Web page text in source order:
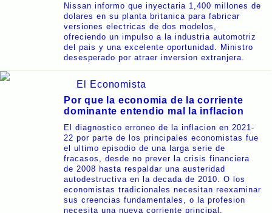
Nissan informo que inyectaria 1,400 millones de
dolares en su planta britanica para fabricar
versiones electricas de dos modelos,
ofreciendo un impulso a la industria automotriz
del pais y una excelente oportunidad. Ministro
desesperado por atraer inversion extranjera.
El Economista
Por que la economia de la corriente
dominante entendio mal la inflacion
El diagnostico erroneo de la inflacion en 2021-
22 por parte de los principales economistas fue
el ultimo episodio de una larga serie de
fracasos, desde no prever la crisis financiera
de 2008 hasta respaldar una austeridad
autodestructiva en la decada de 2010. O los
economistas tradicionales necesitan reexaminar
sus creencias fundamentales, o la profesion
necesita una nueva corriente principal.